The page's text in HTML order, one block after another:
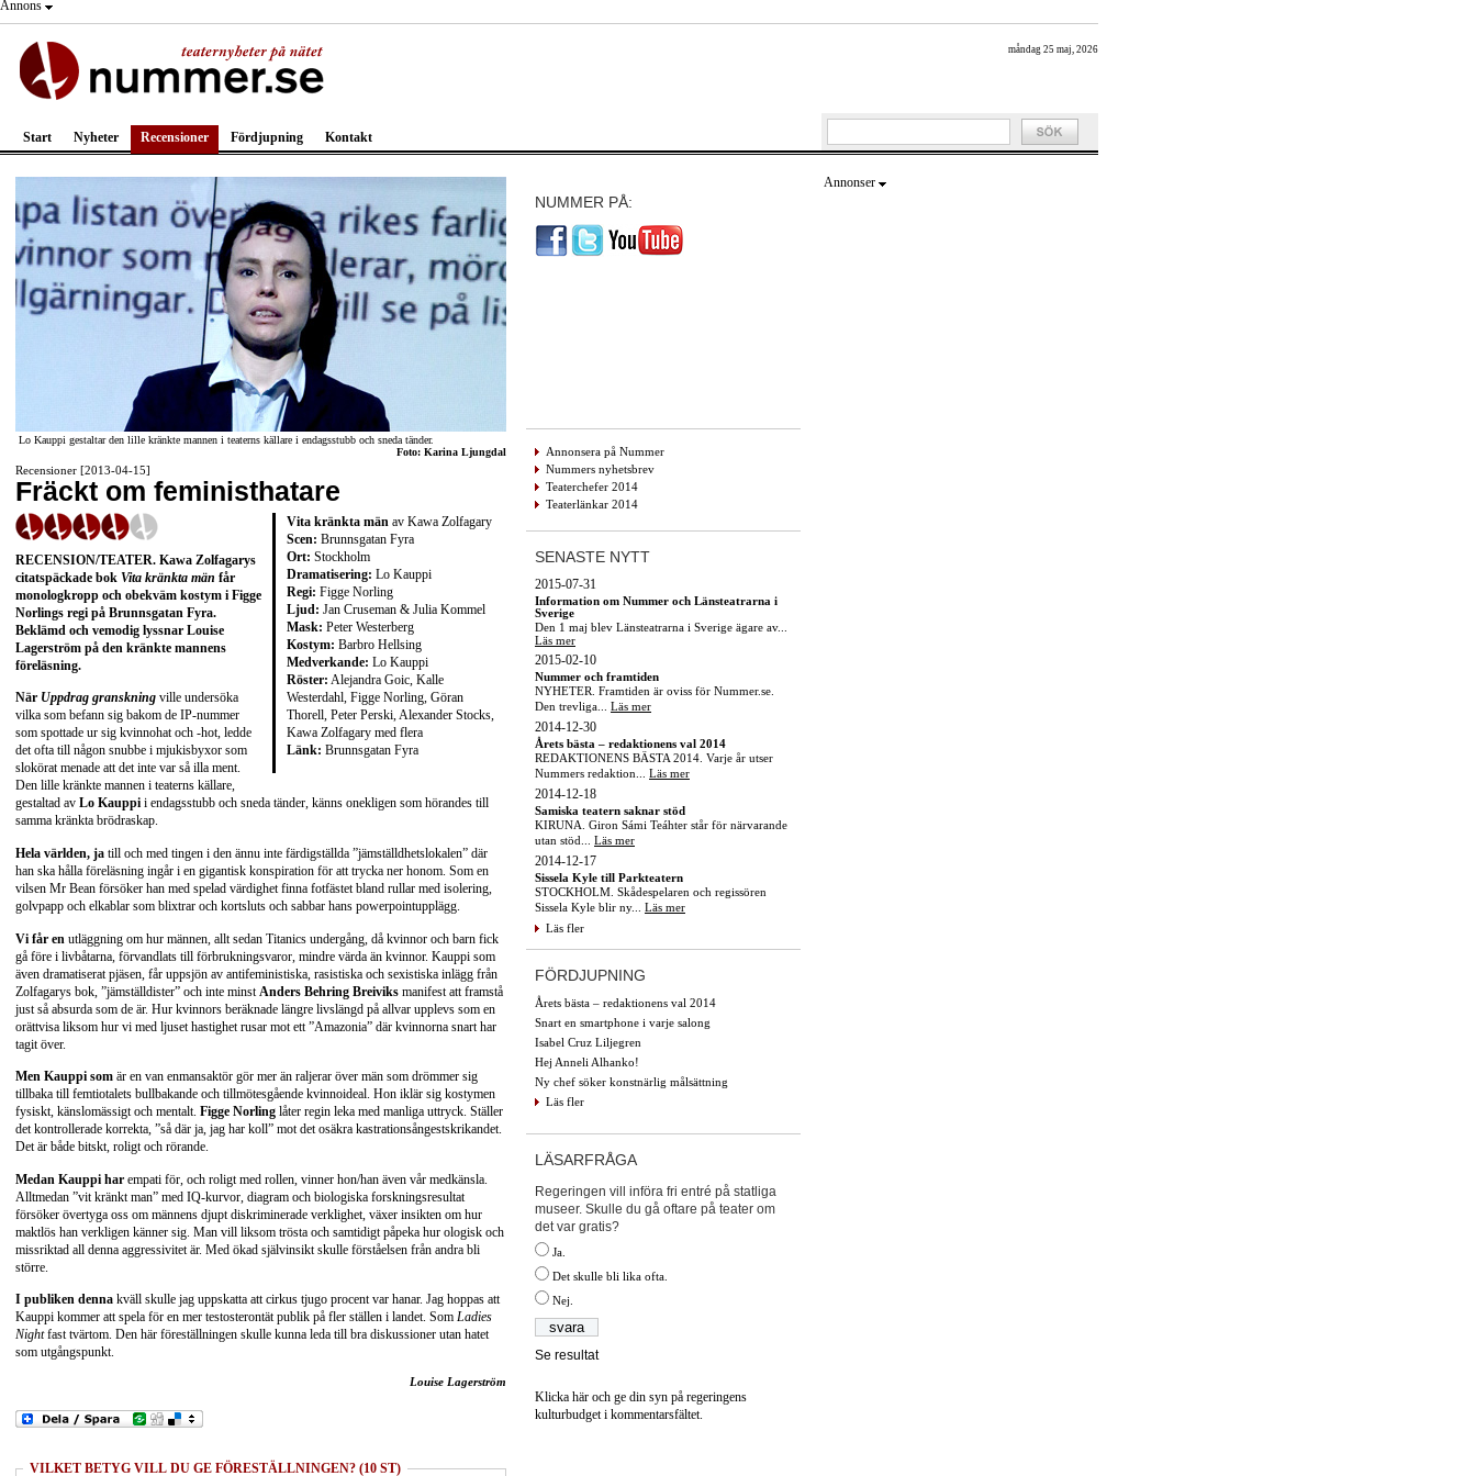
Annons
måndag 25 maj, 2026
Start Nyheter Recensioner Fördjupning Kontakt
Lo Kauppi gestaltar den lille kränkte mannen i teaterns källare i endagsstubb och sneda tänder.
Foto: Karina Ljungdal
Recensioner [2013-04-15]
Fräckt om feministhatare
Vita kränkta män av Kawa Zolfagary
Scen: Brunnsgatan Fyra
Ort: Stockholm
Dramatisering: Lo Kauppi
Regi: Figge Norling
Ljud: Jan Cruseman & Julia Kommel
Mask: Peter Westerberg
Kostym: Barbro Hellsing
Medverkande: Lo Kauppi
Röster: Alejandra Goic, Kalle
Westerdahl, Figge Norling, Göran
Thorell, Peter Perski, Alexander Stocks,
Kawa Zolfagary med flera
Länk: Brunnsgatan Fyra
RECENSION/TEATER. Kawa Zolfagarys
citatspäckade bok Vita kränkta män får
monologkropp och obekväm kostym i Figge
Norlings regi på Brunnsgatan Fyra.
Beklämd och vemodig lyssnar Louise
Lagerström på den kränkte mannens
föreläsning.
När Uppdrag granskning ville undersöka
vilka som befann sig bakom de IP-nummer
som spottade ur sig kvinnohat och -hot, ledde
det ofta till någon snubbe i mjukisbyxor som
slokörat menade att det inte var så illa ment.
Den lille kränkte mannen i teaterns källare,
gestaltad av Lo Kauppi i endagsstubb och sneda tänder, känns onekligen som hörandes till
samma kränkta brödraskap.
Hela världen, ja till och med tingen i den ännu inte färdigställda ”jämställdhetslokalen” där
han ska hålla föreläsning ingår i en gigantisk konspiration för att trycka ner honom. Som en
vilsen Mr Bean försöker han med spelad värdighet finna fotfästet bland rullar med isolering,
golvpapp och elkablar som blixtrar och kortsluts och sabbar hans powerpointupplägg.
Vi får en utläggning om hur männen, allt sedan Titanics undergång, då kvinnor och barn fick
gå före i livbåtarna, förvandlats till förbrukningsvaror, mindre värda än kvinnor. Kauppi som
även dramatiserat pjäsen, får uppsjön av antifeministiska, rasistiska och sexistiska inlägg från
Zolfagarys bok, ”jämställdister” och inte minst Anders Behring Breiviks manifest att framstå
just så absurda som de är. Hur kvinnors beräknade längre livslängd på allvar upplevs som en
orättvisa liksom hur vi med ljuset hastighet rusar mot ett ”Amazonia” där kvinnorna snart har
tagit över.
Men Kauppi som är en van enmansaktör gör mer än raljerar över män som drömmer sig
tillbaka till femtiotalets bullbakande och tillmötesgående kvinnoideal. Hon iklär sig kostymen
fysiskt, känslomässigt och mentalt. Figge Norling låter regin leka med manliga uttryck. Ställer
det kontrollerade korrekta, ”så där ja, jag har koll” mot det osäkra kastrationsångestskrikandet.
Det är både bitskt, roligt och rörande.
Medan Kauppi har empati för, och roligt med rollen, vinner hon/han även vår medkänsla.
Alltmedan ”vit kränkt man” med IQ-kurvor, diagram och biologiska forskningsresultat
försöker övertyga oss om männens djupt diskriminerade verklighet, växer insikten om hur
maktlös han verkligen känner sig. Man vill liksom trösta och samtidigt påpeka hur ologisk och
missriktad all denna aggressivitet är. Med ökad självinsikt skulle förståelsen från andra bli
större.
I publiken denna kväll skulle jag uppskatta att cirkus tjugo procent var hanar. Jag hoppas att
Kauppi kommer att spela för en mer testosterontät publik på fler ställen i landet. Som Ladies
Nightfast tvärtom. Den här föreställningen skulle kunna leda till bra diskussioner utan hatet
som utgångspunkt.
Louise Lagerström
VILKET BETYG VILL DU GE FÖRESTÄLLNINGEN? (10 ST)
NUMMER PÅ:
Annonsera på Nummer
Nummers nyhetsbrev
Teaterchefer 2014
Teaterlänkar 2014
SENASTE NYTT
2015-07-31
Information om Nummer och Länsteatrarna i
Sverige
Den 1 maj blev Länsteatrarna i Sverige ägare av...
Läs mer
2015-02-10
Nummer och framtiden
NYHETER. Framtiden är oviss för Nummer.se.
Den trevliga... Läs mer
2014-12-30
Årets bästa – redaktionens val 2014
REDAKTIONENS BÄSTA 2014. Varje år utser
Nummers redaktion... Läs mer
2014-12-18
Samiska teatern saknar stöd
KIRUNA. Giron Sámi Teáhter står för närvarande
utan stöd... Läs mer
2014-12-17
Sissela Kyle till Parkteatern
STOCKHOLM. Skådespelaren och regissören
Sissela Kyle blir ny... Läs mer
Läs fler
FÖRDJUPNING
Årets bästa – redaktionens val 2014
Snart en smartphone i varje salong
Isabel Cruz Liljegren
Hej Anneli Alhanko!
Ny chef söker konstnärlig målsättning
Läs fler
LÄSARFRÅGA
Regeringen vill införa fri entré på statliga
museer. Skulle du gå oftare på teater om
det var gratis?
Ja.
Det skulle bli lika ofta.
Nej.
Se resultat
Klicka här och ge din syn på regeringens
kulturbudget i kommentarsfältet.
Annonser